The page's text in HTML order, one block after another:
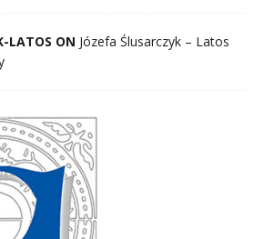
LATOS ON Józefa Ślusarczyk – Latos